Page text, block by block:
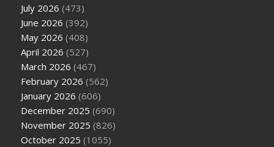
July 2026 (473)
June 2026 (392)
May 2026 (408)
April 2026 (527)
March 2026 (467)
February 2026 (562)
January 2026 (606)
December 2025 (690)
November 2025 (826)
October 2025 (1055)